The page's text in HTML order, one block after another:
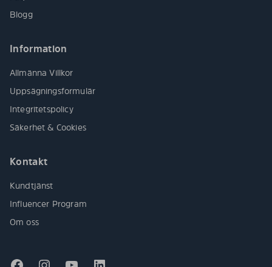
Blogg
Information
Allmänna Villkor
Uppsägningsformulär
Integritetspolicy
Säkerhet & Cookies
Kontakt
Kundtjänst
Influencer Program
Om oss